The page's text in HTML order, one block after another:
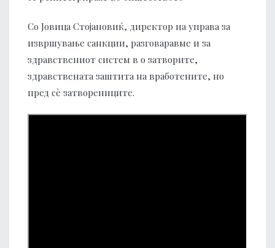
Со Јовица Стојановиќ, директор на управа за
извршување санкции, разговаравме и за
здравствениот систем в о затворите,
здравствената заштита на вработените, но
пред сѐ затворениците.